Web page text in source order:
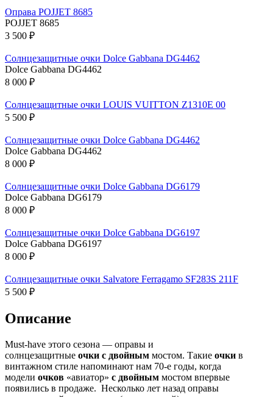
Оправа POJJET 8685
POJJET 8685
3 500 ₽
Солнцезащитные очки Dolce Gabbana DG4462
Dolce Gabbana DG4462
8 000 ₽
Солнцезащитные очки LOUIS VUITTON Z1310E 00
5 500 ₽
Солнцезащитные очки Dolce Gabbana DG4462
Dolce Gabbana DG4462
8 000 ₽
Солнцезащитные очки Dolce Gabbana DG6179
Dolce Gabbana DG6179
8 000 ₽
Солнцезащитные очки Dolce Gabbana DG6197
Dolce Gabbana DG6197
8 000 ₽
Солнцезащитные очки Salvatore Ferragamo SF283S 211F
5 500 ₽
Описание
Must-have этого сезона — оправы и
солнцезащитные очки с двойным мостом. Такие очки в
винтажном стиле напоминают нам 70-е годы, когда
модели очков «авиатор» с двойным мостом впервые
появились в продаже. Несколько лет назад оправы